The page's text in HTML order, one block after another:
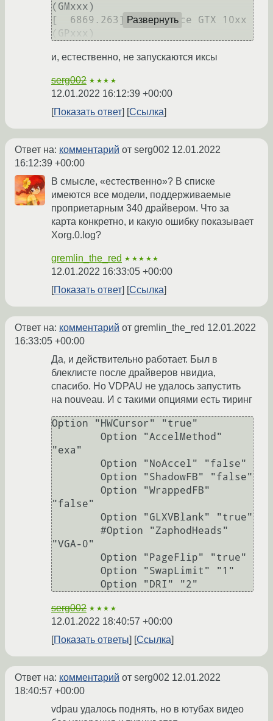
(GMxxx)
[  6869.263] 	GeForce GTX 10xx Развернуть
и, естественно, не запускаются иксы
serg002 ★★★★
12.01.2022 16:12:39 +00:00
Показать ответ
Ссылка
Ответ на: комментарий от serg002 12.01.2022
16:12:39 +00:00
В смысле, «естественно»? В списке
имеются все модели, поддерживаемые
проприетарным 340 драйвером. Что за
карта конкретно, и какую ошибку показывает
Xorg.0.log?
gremlin_the_red ★★★★★
12.01.2022 16:33:05 +00:00
Показать ответ
Ссылка
Ответ на: комментарий от gremlin_the_red 12.01.2022
16:33:05 +00:00
Да, и действительно работает. Был в
блеклисте после драйверов нвидиа,
спасибо. Но VDPAU не удалось запустить
на nouveau. И с такими опциями есть тиринг
Option "HWCursor" "true"
"exa"
"false"
"VGA-0"
serg002 ★★★★
12.01.2022 18:40:57 +00:00
Показать ответы
Ссылка
Ответ на: комментарий от serg002 12.01.2022
18:40:57 +00:00
vdpau удалось поднять, но в ютубах видео